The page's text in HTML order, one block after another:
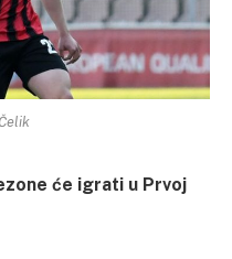
će igrati u Prvoj